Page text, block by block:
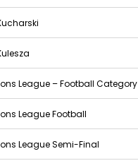
League – Football Category
League Football
League Semi-Final